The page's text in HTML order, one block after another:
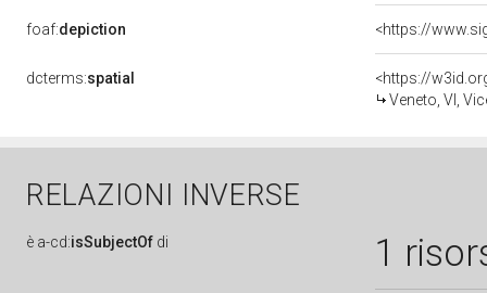
foaf:depiction
dcterms:spatial
<https://
Veneto, VI,
RELAZIONI INVERSE
è a-cd:isSubjectOf di 1